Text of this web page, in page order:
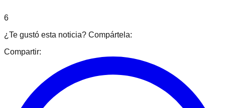
6
¿Te gustó esta noticia? Compártela:
Compartir: